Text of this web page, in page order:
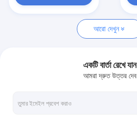
কসমেটিক ইমালসিফায়ার মিক্সার
ল্যাব ইমালসিফায়ার মিক্সার
লিকুইড মিক্সার মেশিন
আরো দেখুন
একটি বার্তা রেখে যান
আমরা দ্রুত উত্তর দেব